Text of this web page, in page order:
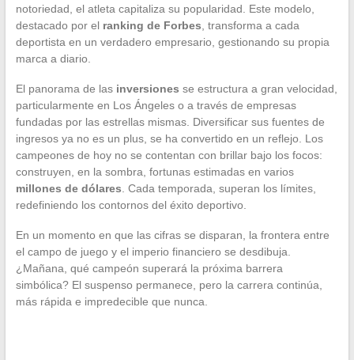
notoriedad, el atleta capitaliza su popularidad. Este modelo,
destacado por el ranking de Forbes , transforma a cada
deportista en un verdadero empresario, gestionando su propia
marca a diario.
El panorama de las inversiones se estructura a gran velocidad,
particularmente en Los Ángeles o a través de empresas
fundadas por las estrellas mismas. Diversificar sus fuentes de
ingresos ya no es un plus, se ha convertido en un reflejo. Los
campeones de hoy no se contentan con brillar bajo los focos:
construyen, en la sombra, fortunas estimadas en varios
millones de dólares . Cada temporada, superan los límites,
redefiniendo los contornos del éxito deportivo.
En un momento en que las cifras se disparan, la frontera entre
el campo de juego y el imperio financiero se desdibuja.
¿Mañana, qué campeón superará la próxima barrera
simbólica? El suspenso permanece, pero la carrera continúa,
más rápida e impredecible que nunca.